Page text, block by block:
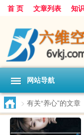
首 页 文章列表 知
网站导航
> 有关“养心”的文章